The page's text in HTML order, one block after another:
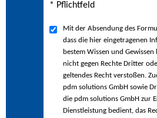
* Pflichtfeld
Mit der Absendung des
dass die hier eingetragenen
bestem Wissen und
nicht gegen Rechte Dritter
geltendes Recht verstoßen.
pdm solutions GmbH sowie
die pdm solutions GmbH zur
Dienstleistung bedient, das